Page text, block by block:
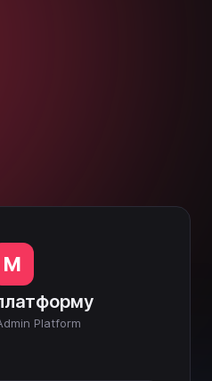
M
Platform